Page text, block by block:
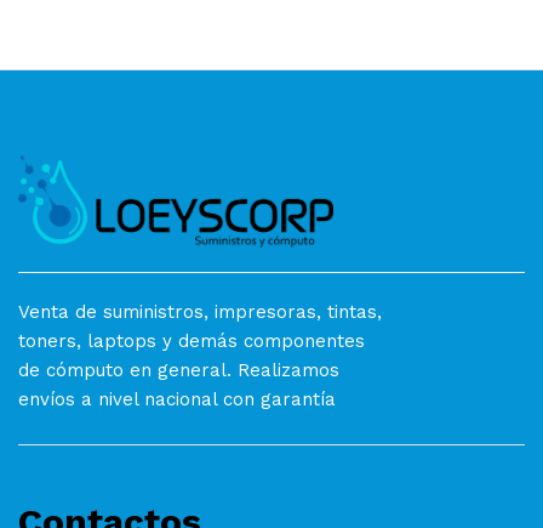
Venta de suministros, impresoras, tintas,
toners, laptops y demás componentes
de cómputo en general. Realizamos
envíos a nivel nacional con garantía